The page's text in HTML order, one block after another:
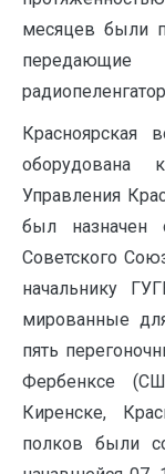
месяцев были
передающие
Красноярская
Управления
был назначен
Советского
начальнику
мированные
пять
Фербенксе
Киренске,
полков были